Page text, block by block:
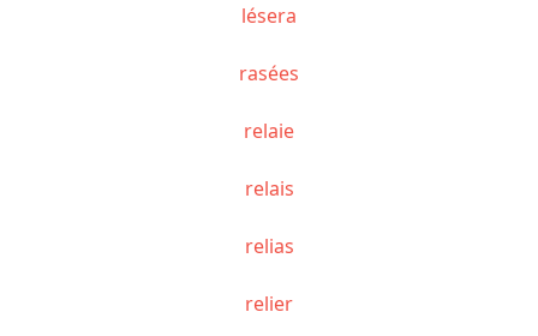
lésera
rasées
relaie
relais
relias
relier